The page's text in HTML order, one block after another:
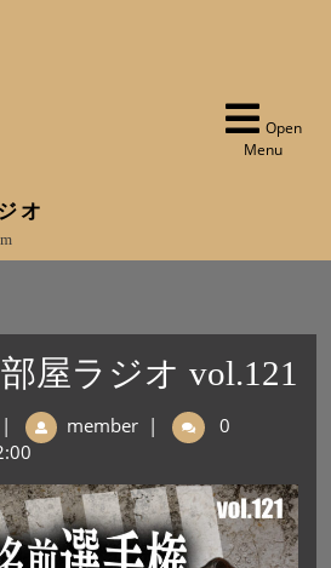
オ
Open
Menu
屋ラジオ vol.121
| member |
0